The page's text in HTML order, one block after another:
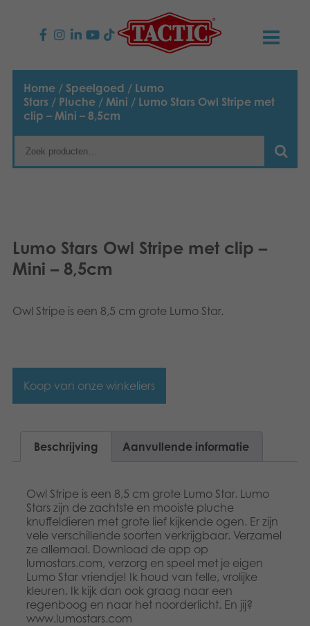
PRODUCTEN
Kinderspellen
Familiespellen
Buitenspellen
NIEUWS
TACTIC
Ons verhaal
LinksEnglish
Dansk
Svenska
Home / Speelgoed / Lumo
Stars / Pluche / Mini / Lumo Stars Owl Stripe met
clip – Mini – 8,5cm
Lumo Stars Owl Stripe met clip –
Mini – 8,5cm
Owl Stripe is een 8,5 cm grote Lumo Star.
Koop van onze winkeliers
Beschrijving Aanvullende informatie
Owl Stripe is een 8,5 cm grote Lumo Star. Lumo
Stars zijn de zachtste en mooiste pluche
knuffeldieren met grote lief kijkende ogen. Er zijn
vele verschillende soorten verkrijgbaar. Verzamel
ze allemaal. Download de app op
lumostars.com, verzorg en speel met je eigen
Lumo Star vriendje! Ik houd van felle, vrolijke
kleuren. Ik kijk dan ook graag naar een
regenboog en naar het noorderlicht. En jij?
www.lumostars.com